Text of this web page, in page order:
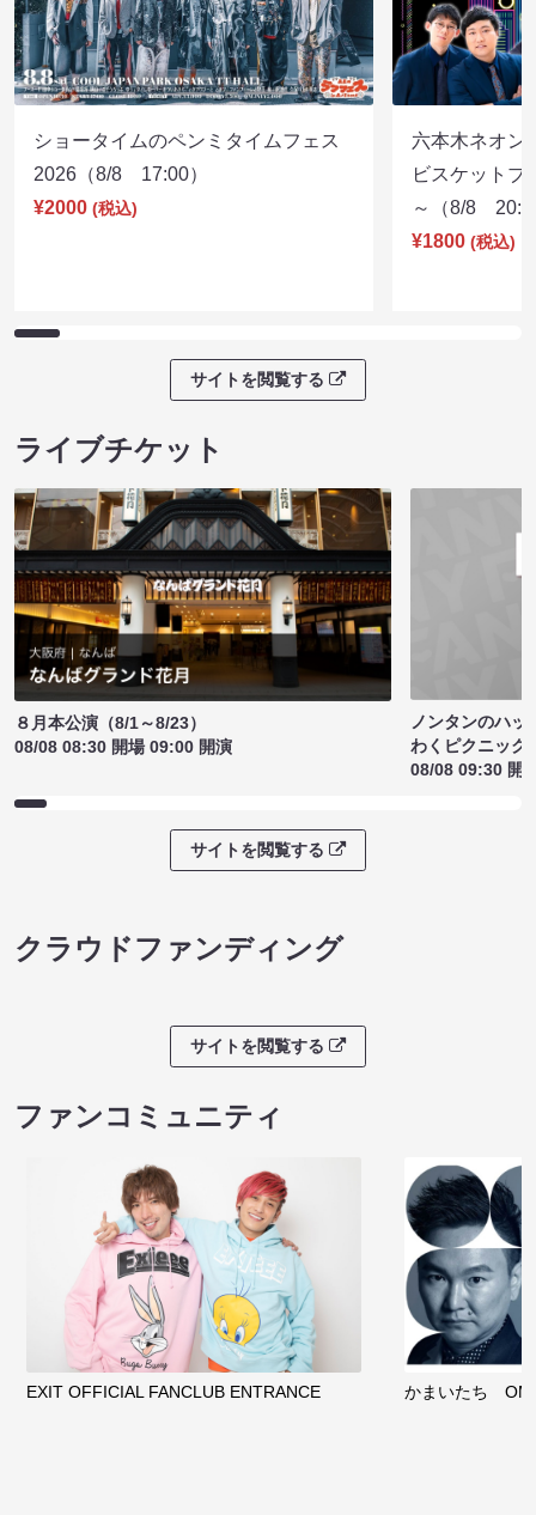
ショータイムのペンミタイムフェス
2026（8/8 17:00）
¥2000 (税込)
六本木ネオン
ビスケットブ
～（8/8
¥1800 (税込)
サイトを閲覧する
ライブチケット
８月本公演（8/1～8/23）
08/08 08:30 開場 09:00 開演
ノンタンのハッ
わくピクニック
08/08 09:30 開
サイトを閲覧する
クラウドファンディング
サイトを閲覧する
ファンコミュニティ
EXIT OFFICIAL FANCLUB ENTRANCE かまいたち